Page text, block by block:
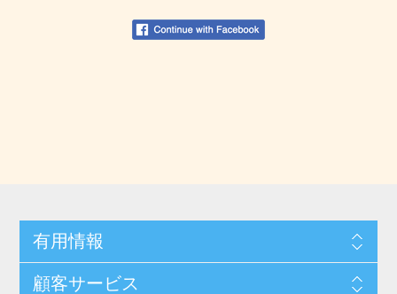
有用情報
顧客サービス